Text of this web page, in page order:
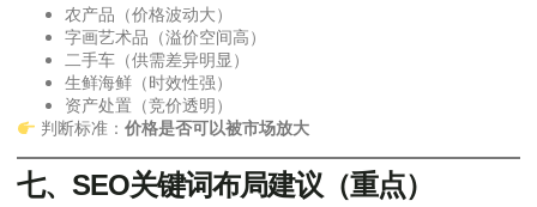
农产品（价格波动大）
字画艺术品（溢价空间高）
二手车（供需差异明显）
生鲜海鲜（时效性强）
资产处置（竞价透明）
判断标准： 价格是否可以被市场放大
七、SEO关键词布局建议（重点）